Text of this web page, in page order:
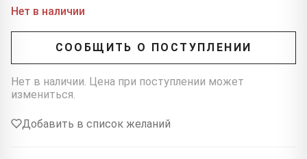
Нет в наличии
СООБЩИТЬ О ПОСТУПЛЕНИИ
Нет в наличии. Цена при поступлении может
измениться.
Добавить в список желаний